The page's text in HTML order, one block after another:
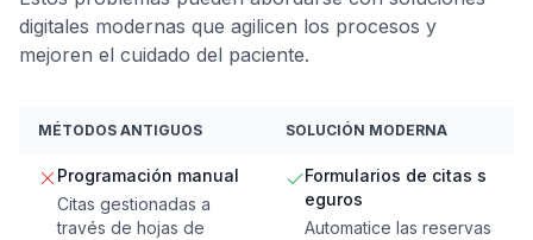
digitales modernas que agilicen los procesos y
mejoren el cuidado del paciente.
MÉTODOS ANTIGUOS SOLUCIÓN MODERNA
Programación manual
Citas gestionadas a
través de hojas de
Formularios de citas s
eguros
Automatice las reservas